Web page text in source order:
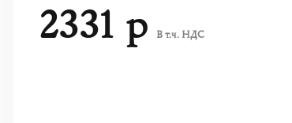
2331 р В т.ч. НДС